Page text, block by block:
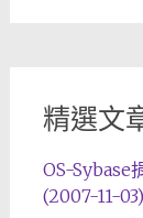
精選文
OS-Sybase
(2007-11-03)